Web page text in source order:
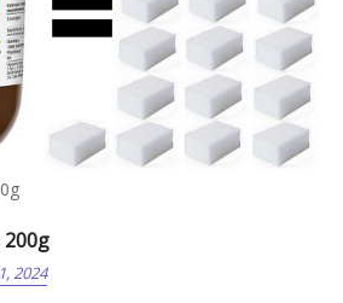
2024